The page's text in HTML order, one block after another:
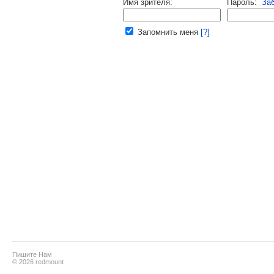
Имя зрителя: Пароль:
Запомнить меня [?]
Пишите Нам
© 2026 redmount